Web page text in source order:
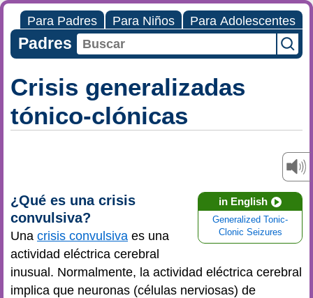
Para Padres Para Niños Para Adolescentes
Padres
Crisis generalizadas
tónico-clónicas
in English
Generalized Tonic-
Clonic Seizures
¿Qué es una crisis
convulsiva?
Una crisis convulsiva es una
actividad eléctrica cerebral
inusual. Normalmente, la actividad eléctrica cerebral
implica que neuronas (células nerviosas) de